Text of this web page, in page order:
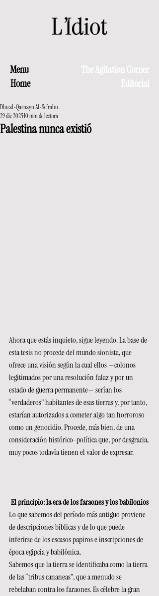
Menu
The Agitation Corner
Home
Editorial
Palestina nunca existió
Dhu al-Qarnayn Al-Sefrahn
29 dic 202510 min de lectura
Ahora que estás inquieto, sigue leyendo. La base de
esta tesis no procede del mundo sionista, que
ofrece una visión según la cual ellos —colonos
legitimados por una resolución falaz y por un
estado de guerra permanente— serían los
“verdaderos” habitantes de esas tierras y, por tanto,
estarían autorizados a cometer algo tan horroroso
como un genocidio. Procede, más bien, de una
consideración histórico-política que, por desgracia,
muy pocos todavía tienen el valor de expresar.
El principio: la era de los faraones y los babilonios
Lo que sabemos del período más antiguo proviene
de descripciones bíblicas y de lo que puede
inferirse de los escasos papiros e inscripciones de
época egipcia y babilónica.
Sabemos que la tierra se identificaba como la tierra
de las “tribus cananeas”, que a menudo se
rebelaban contra los faraones. Es célebre la gran